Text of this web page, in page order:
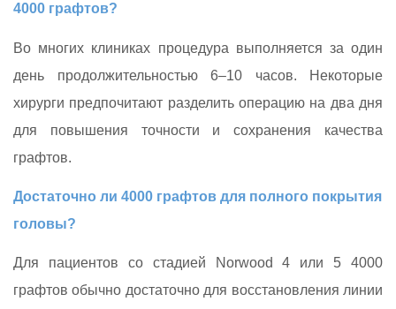
4000 графтов?
Во многих клиниках процедура выполняется за один
день продолжительностью 6–10 часов. Некоторые
хирурги предпочитают разделить операцию на два дня
для повышения точности и сохранения качества
графтов.
Достаточно ли 4000 графтов для полного покрытия
головы?
Для пациентов со стадией Norwood 4 или 5 4000
графтов обычно достаточно для восстановления линии